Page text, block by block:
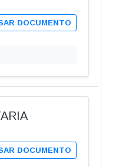
DOCUMENTO
DOCUMENTO